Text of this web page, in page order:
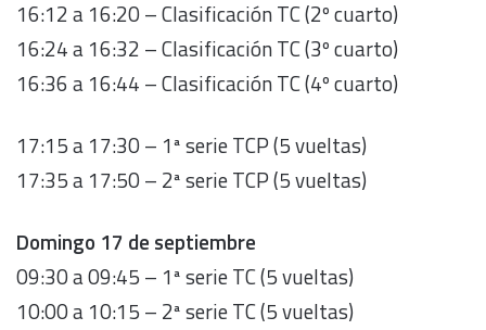
16:12 a 16:20 – Clasificación TC (2º cuarto)
16:24 a 16:32 – Clasificación TC (3º cuarto)
16:36 a 16:44 – Clasificación TC (4º cuarto)
17:15 a 17:30 – 1ª serie TCP (5 vueltas)
17:35 a 17:50 – 2ª serie TCP (5 vueltas)
Domingo 17 de septiembre
09:30 a 09:45 – 1ª serie TC (5 vueltas)
10:00 a 10:15 – 2ª serie TC (5 vueltas)